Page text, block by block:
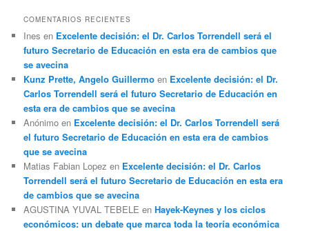
COMENTARIOS RECIENTES
Ines en Excelente decisión: el Dr. Carlos Torrendell será el
futuro Secretario de Educación en esta era de cambios que
se avecina
Kunz Prette, Angelo Guillermo en Excelente decisión: el Dr.
Carlos Torrendell será el futuro Secretario de Educación en
esta era de cambios que se avecina
Anónimo en Excelente decisión: el Dr. Carlos Torrendell será
el futuro Secretario de Educación en esta era de cambios
que se avecina
Matias Fabian Lopez en Excelente decisión: el Dr. Carlos
Torrendell será el futuro Secretario de Educación en esta era
de cambios que se avecina
AGUSTINA YUVAL TEBELE enHayek-Keynes y los ciclos
económicos: un debate que marca toda la teoría económica